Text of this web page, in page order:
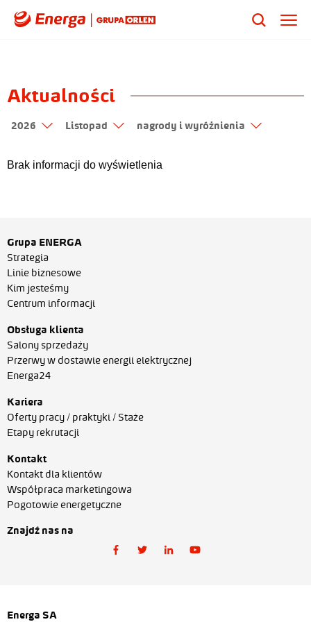
Aktualności
2026 Listopad nagrody i wyróżnienia
Brak informacji do wyświetlenia
Grupa ENERGA
Strategia
Linie biznesowe
Kim jesteśmy
Centrum informacji
Obsługa klienta
Salony sprzedaży
Przerwy w dostawie energii elektrycznej
Energa24
Kariera
Oferty pracy / praktyki / Staże
Etapy rekrutacji
Kontakt
Kontakt dla klientów
Współpraca marketingowa
Pogotowie energetyczne
Znajdź nas na
Energa SA